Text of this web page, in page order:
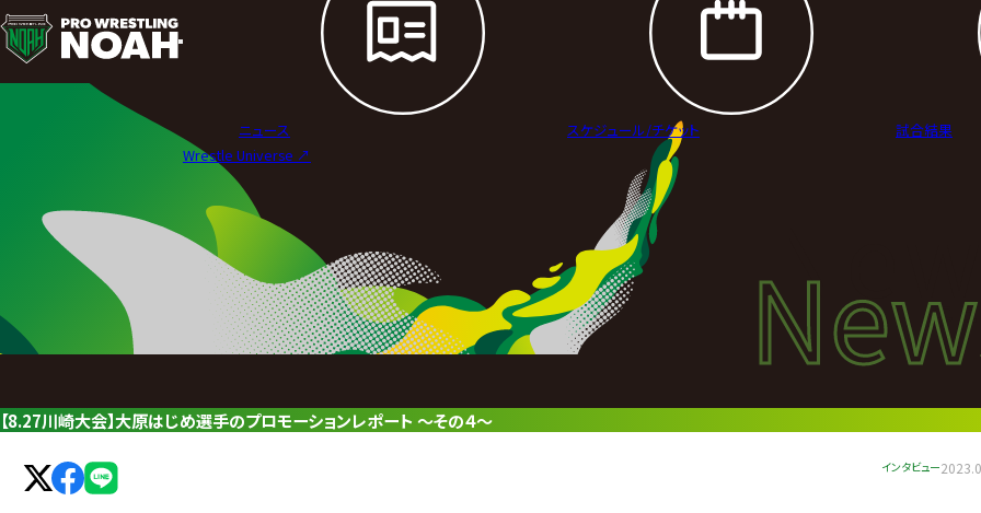
ニ
ュ
レ
ス
リ
グ・
ニュース スケジュール/チケット
試合結果
Wrestle Universe ↗︎
ニ
【8.27川崎大会】大原はじめ選手のプロモーションレポート 〜その４〜
インタビュー